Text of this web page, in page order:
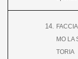
FACCIA
MO LA
TORIA